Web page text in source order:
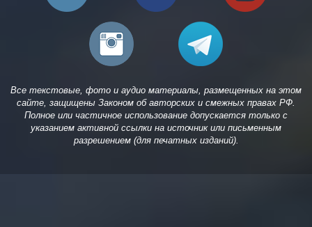
Все текстовые, фото и аудио материалы, размещенных на этом
сайте, защищены Законом об авторских и смежных правах РФ.
Полное или частичное использование допускается только с
указанием активной ссылки на источник или письменным
разрешением (для печатных изданий).